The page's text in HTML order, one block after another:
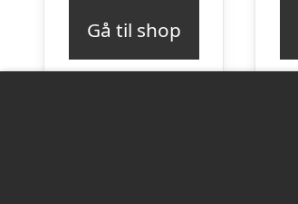
Gå til shop